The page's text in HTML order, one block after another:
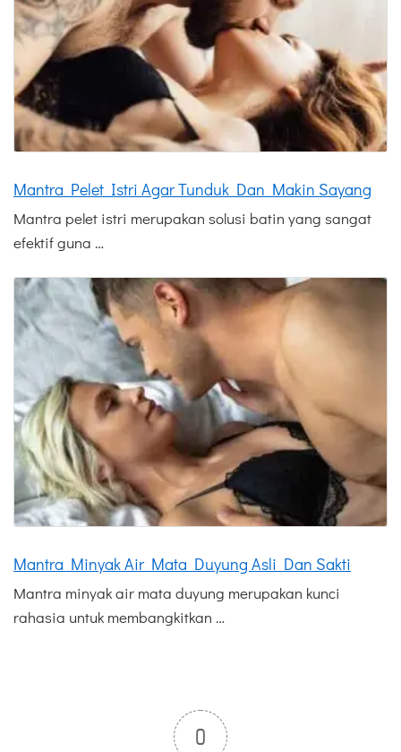
Mantra Pelet Istri Agar Tunduk Dan Makin Sayang
Mantra pelet istri merupakan solusi batin yang sangat
efektif guna …
Mantra Minyak Air Mata Duyung Asli Dan Sakti
Mantra minyak air mata duyung merupakan kunci
rahasia untuk membangkitkan …
0